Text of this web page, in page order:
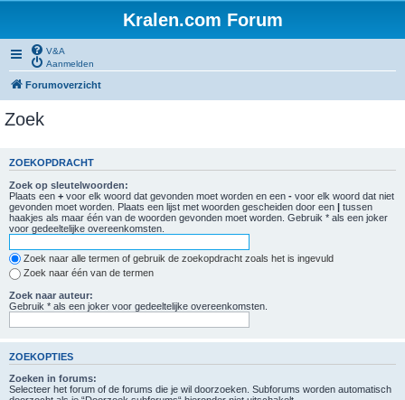
Kralen.com Forum
V&A
Aanmelden
Forumoverzicht
Zoek
ZOEKOPDRACHT
Zoek op sleutelwoorden:
Plaats een + voor elk woord dat gevonden moet worden en een - voor elk woord dat niet
gevonden moet worden. Plaats een lijst met woorden gescheiden door een | tussen
haakjes als maar één van de woorden gevonden moet worden. Gebruik * als een joker
voor gedeeltelijke overeenkomsten.
Zoek naar alle termen of gebruik de zoekopdracht zoals het is ingevuld
Zoek naar één van de termen
Zoek naar auteur:
Gebruik * als een joker voor gedeeltelijke overeenkomsten.
ZOEKOPTIES
Zoeken in forums:
Selecteer het forum of de forums die je wil doorzoeken. Subforums worden automatisch